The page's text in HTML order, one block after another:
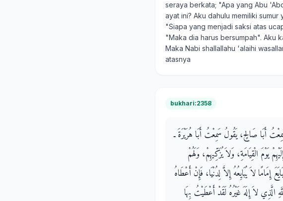
seraya berkata; "Apa yang Abu
ayat ini? Aku dahulu memiliki
"Siapa yang menjadi saksi atas
"Maka dia harus bersumpah". Aku
Maka Nabi shallallahu 'alaihi
atasnya
bukhari:2358
أَبَا صَالِحٍ، يَقُولُ سَمِعْتُ أَبَا هُرَيْرَةَ ـ
يَوْمَ الْقِيَامَةِ، وَلاَ يُزَكِّيهِمْ، وَلَهُمْ
لاَ يُبَايِعُهُ إِلاَّ لِدُنْيَا، فَإِنْ أَعْطَاهُ
الَّذِي لاَ إِلَهَ غَيْرُهُ لَقَدْ أَعْطَيْتُ بِهَا